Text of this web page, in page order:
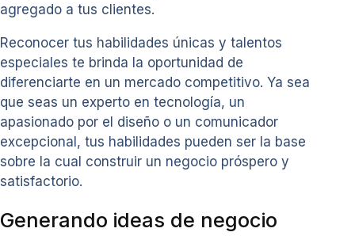
agregado a tus clientes.
Reconocer tus habilidades únicas y talentos
especiales te brinda la oportunidad de
diferenciarte en un mercado competitivo. Ya sea
que seas un experto en tecnología, un
apasionado por el diseño o un comunicador
excepcional, tus habilidades pueden ser la base
sobre la cual construir un negocio próspero y
satisfactorio.
Generando ideas de negocio